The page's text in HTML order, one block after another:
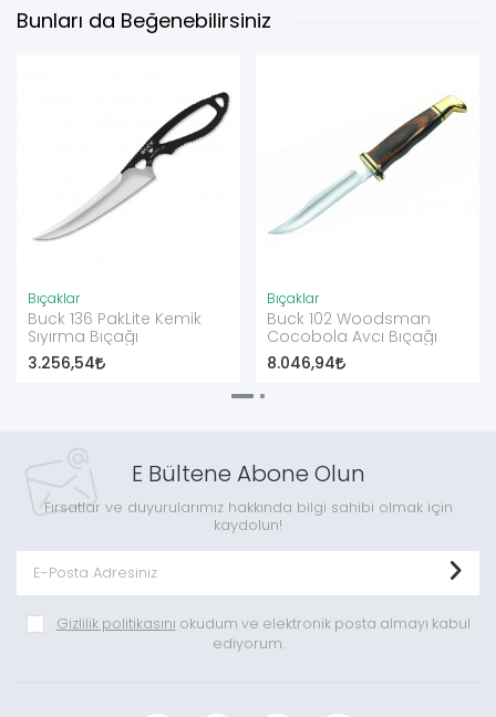
Bunları da Beğenebilirsiniz
Bıçaklar
Buck 136 PakLite Kemik
Sıyırma Bıçağı
3.256,54
Bıçaklar
Buck 102 Woodsman
Cocobola Avcı Bıçağı
8.046,94
E Bültene Abone Olun
Fırsatlar ve duyurularımız hakkında bilgi sahibi olmak için
kaydolun!
Gizlilik politikasını okudum ve elektronik posta almayı kabul
ediyorum.